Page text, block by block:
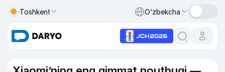
Toshkent O‘zbekcha